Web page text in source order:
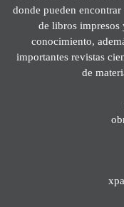
donde pueden
de libros impresos
conocimiento,
importantes revistas
de